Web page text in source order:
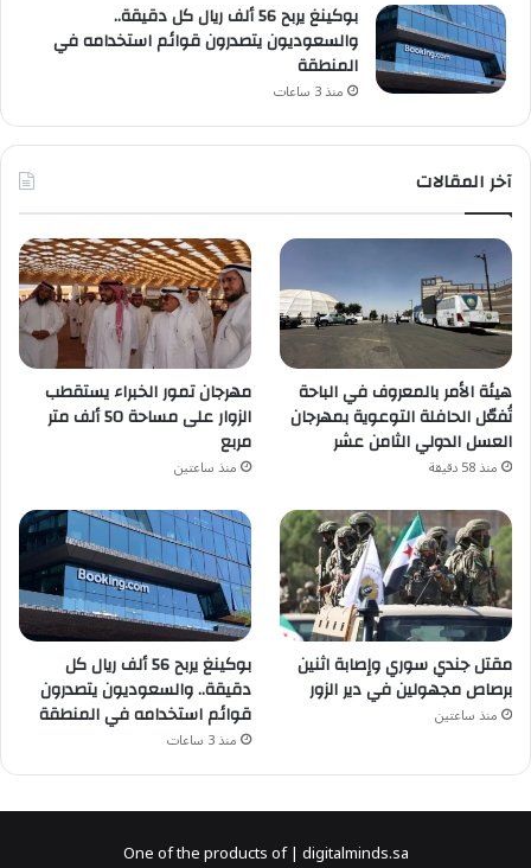
بوكينغ يربح 56 ألف ريال كل دقيقة..
والسعوديون يتصدرون قوائم استخدامه في
المنطقة
منذ 3 ساعات
آخر المقالات
هيئة الأمر بالمعروف في الباحة
تُفعّل الحافلة التوعوية بمهرجان
العسل الدولي الثامن عشر
منذ 58 دقيقة
مهرجان تمور الخبراء يستقطب
الزوار على مساحة 50 ألف متر
مربع
منذ ساعتين
مقتل جندي سوري وإصابة اثنين
برصاص مجهولين في دير الزور
منذ ساعتين
بوكينغ يربح 56 ألف ريال كل
دقيقة.. والسعوديون يتصدرون
قوائم استخدامه في المنطقة
منذ 3 ساعات
One of the products of | digitalminds.sa